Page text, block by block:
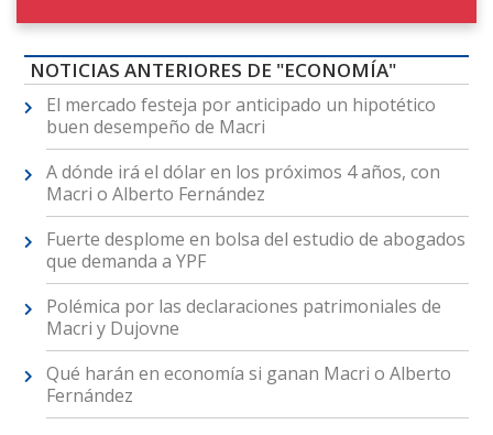
NOTICIAS ANTERIORES DE "ECONOMÍA"
El mercado festeja por anticipado un hipotético
buen desempeño de Macri
A dónde irá el dólar en los próximos 4 años, con
Macri o Alberto Fernández
Fuerte desplome en bolsa del estudio de abogados
que demanda a YPF
Polémica por las declaraciones patrimoniales de
Macri y Dujovne
Qué harán en economía si ganan Macri o Alberto
Fernández